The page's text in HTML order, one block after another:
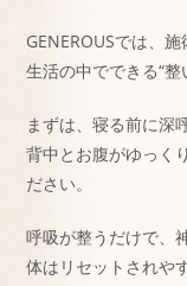
GENEROUSでは、施
生活の中でできる“整
まずは、寝る前に深
背中とお腹がゆっく
ださい。
呼吸が整うだけで、
体はリセットされや